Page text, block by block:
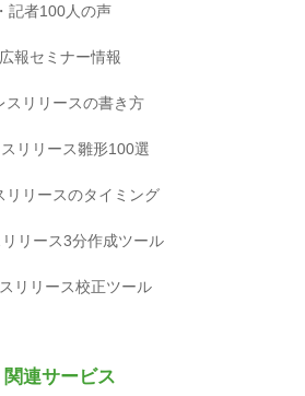
記者100人の声
広報セミナー情報
スリリースの書き方
リリース雛形100選
リリースのタイミング
リース3分作成ツール
リリース校正ツール
関連サービス